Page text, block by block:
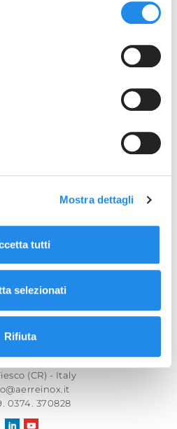
Mostra dettagli
tutti
selezionati
Rifiuta
of leading
devices and plants for
biotechnology industries.
to visit us at
. We will show you our
2022
TO NEWS
Inox S.r.l.
Via Gerola n°4
(CR) - Italy
0374. 370828